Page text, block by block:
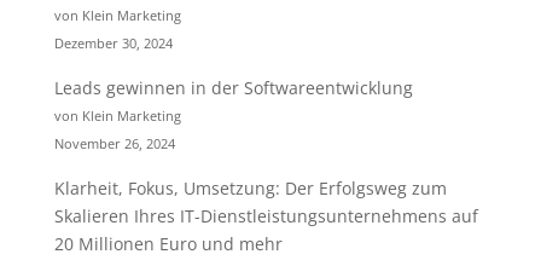
von Klein Marketing
Dezember 30, 2024
Leads gewinnen in der Softwareentwicklung
von Klein Marketing
November 26, 2024
Klarheit, Fokus, Umsetzung: Der Erfolgsweg zum
Skalieren Ihres IT-Dienstleistungsunternehmens auf
20 Millionen Euro und mehr